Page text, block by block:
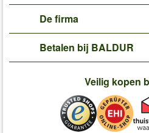
De firma
Betalen bij BALDUR
Veilig kopen